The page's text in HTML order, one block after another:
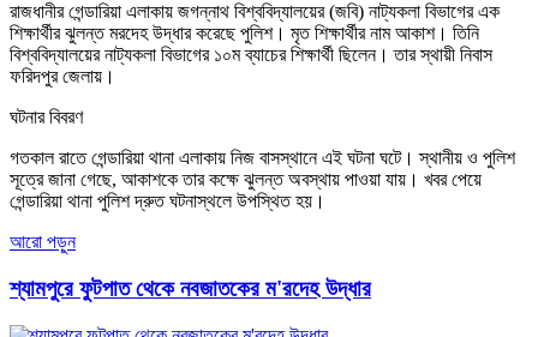
​রাজধানীর গেন্ডারিয়া এলাকায় জগন্নাথ বিশ্ববিদ্যালয়ের (জবি) নাট্যকলা বিভাগের এক
শিক্ষার্থীর ঝুলন্ত মরদেহ উদ্ধার করেছে পুলিশ। মৃত শিক্ষার্থীর নাম আকাশ। তিনি
বিশ্ববিদ্যালয়ের নাট্যকলা বিভাগের ১০ম ব্যাচের শিক্ষার্থী ছিলেন। তার স্থায়ী নিবাস
ফরিদপুর জেলায়।
​ঘটনার বিবরণ
​গতকাল রাতে গেন্ডারিয়া থানা এলাকায় নিজ বাসস্থানে এই ঘটনা ঘটে। স্থানীয় ও পুলিশ
সূত্রে জানা গেছে, আকাশকে তার কক্ষে ঝুলন্ত অবস্থায় পাওয়া যায়। খবর পেয়ে
গেন্ডারিয়া থানা পুলিশ দ্রুত ঘটনাস্থলে উপস্থিত হয়।
আরো পড়ুন
শ্যামপুরে ফুটপাত থেকে নবজাতকের ম'রদেহ উদ্ধার